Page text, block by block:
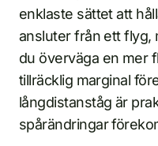
enklaste sättet att
ansluter från ett flyg,
du överväga en mer
tillräcklig marginal
långdistanståg är
spårändringar